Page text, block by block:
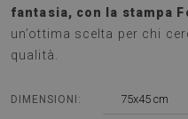
fantasia, con la stampa
un’ottima scelta per chi
qualità.
DIMENSIONI: 75x45 cm